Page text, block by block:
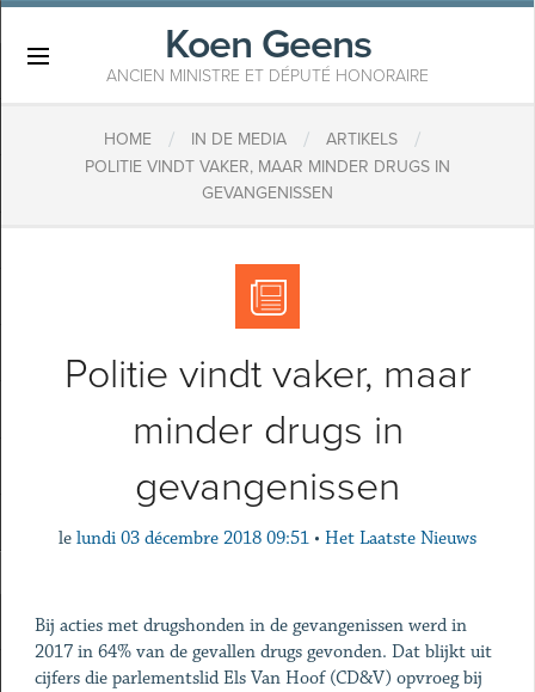
Koen Geens
ANCIEN MINISTRE ET DÉPUTÉ HONORAIRE
HOME / IN DE MEDIA / ARTIKELS /
POLITIE VINDT VAKER, MAAR MINDER DRUGS IN
GEVANGENISSEN
Politie vindt vaker, maar
minder drugs in
gevangenissen
le lundi 03 décembre 2018 09:51 • Het Laatste Nieuws
Bij acties met drugshonden in de gevangenissen werd in
2017 in 64% van de gevallen drugs gevonden. Dat blijkt uit
cijfers die parlementslid Els Van Hoof (CD&V) opvroeg bij